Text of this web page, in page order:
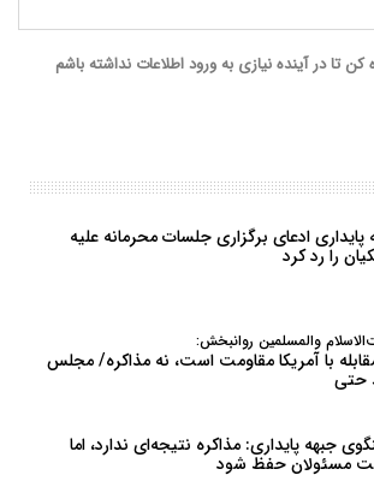
تا در آینده نیازی به ورود اطلاعات نداشته باشم
پایداری ادعای برگزاری جلسات محرمانه علیه
را رد کرد
والمسلمین روانبخش:
با آمریکا مقاومت است، نه مذاکره/ مجلس
حتی
جبهه پایداری: مذاکره نتیجه‌ای ندارد، اما
مسئولان حفظ شود